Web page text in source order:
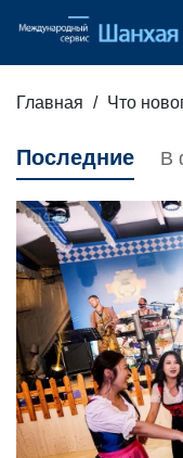
Главная Что
Последние В